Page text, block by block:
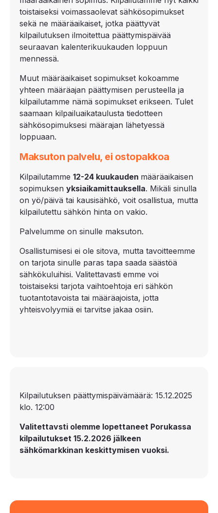
Kilpailutuksen päättymispäivämäärä: 15.12.2025
klo. 12:00
Valitettavsti olemme lopettaneet Porukassa
kilpailutukset 15.2.2026 jälkeen
sähkömarkkinan keskittymisen vuoksi.
toistaiseksi voimassaolevat sähkösopimukset
sekä ne määräaikaiset, jotka päättyvät
kilpailutuksen ilmoitettua päättymispäivää
seuraavan kalenterikuukauden loppuun
mennessä.
Muut määräaikaiset sopimukset kokoamme
yhteen määräajan päättymisen perusteella ja
kilpailutamme nämä sopimukset erikseen. Tulet
saamaan kilpailuaikataulusta tiedotteen
sähkösopimuksesi määrajan lähetyessä
loppuaan.
Maksuton palvelu, ei ostopakkoa
Kilpailutamme 12-24 kuukauden määräaikaisen
sopimuksen yksiaikamittauksella. Mikäli sinulla
on yö/päivä tai kausisähkö, voit osallistua, mutta
kilpailutettu sähkön hinta on vakio.
Palvelumme on sinulle maksuton.
Osallistumisesi ei ole sitova, mutta tavoitteemme
on tarjota sinulle paras tapa saada säästöä
sähkökuluihisi. Valitettavasti emme voi
toistaiseksi tarjota vaihtoehtoja eri sähkön
tuotantotavoista tai määräajoista, jotta
yhteisvolyymiä ei tarvitse jakaa osiin.